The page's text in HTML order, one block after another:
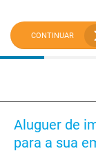
CONTINUAR
Aluguer de
para a sua